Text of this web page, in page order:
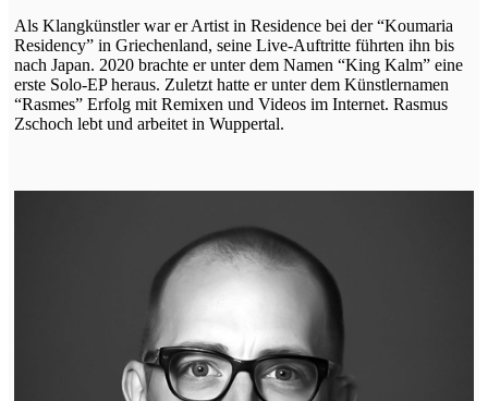
Als Klangkünstler war er Artist in Residence bei der “Koumaria
Residency” in Griechenland, seine Live-Auftritte führten ihn bis
nach Japan. 2020 brachte er unter dem Namen “King Kalm” eine
erste Solo-EP heraus. Zuletzt hatte er unter dem Künstlernamen
“Rasmes” Erfolg mit Remixen und Videos im Internet. Rasmus
Zschoch lebt und arbeitet in Wuppertal.